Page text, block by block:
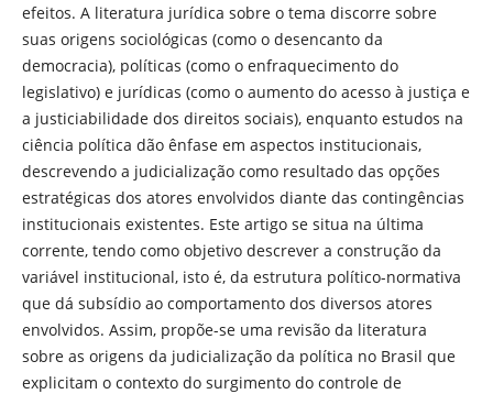
efeitos. A literatura jurídica sobre o tema discorre sobre
suas origens sociológicas (como o desencanto da
democracia), políticas (como o enfraquecimento do
legislativo) e jurídicas (como o aumento do acesso à justiça e
a justiciabilidade dos direitos sociais), enquanto estudos na
ciência política dão ênfase em aspectos institucionais,
descrevendo a judicialização como resultado das opções
estratégicas dos atores envolvidos diante das contingências
institucionais existentes. Este artigo se situa na última
corrente, tendo como objetivo descrever a construção da
variável institucional, isto é, da estrutura político-normativa
que dá subsídio ao comportamento dos diversos atores
envolvidos. Assim, propõe-se uma revisão da literatura
sobre as origens da judicialização da política no Brasil que
explicitam o contexto do surgimento do controle de